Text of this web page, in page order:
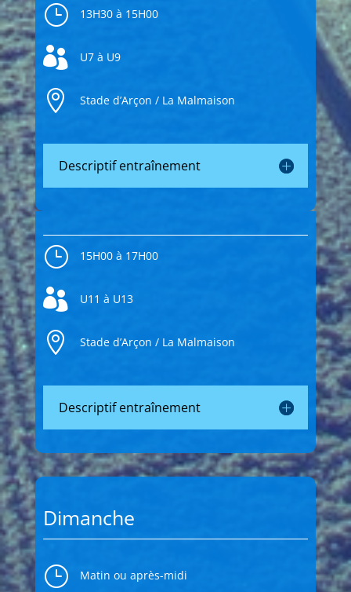
} 13H30 à 15H00
 U7 à U9
 Stade d’Arçon / La Malmaison
Descriptif entraînement
} 15H00 à 17H00
 U11 à U13
 Stade d’Arçon / La Malmaison
Descriptif entraînement
Dimanche
} Matin ou après-midi